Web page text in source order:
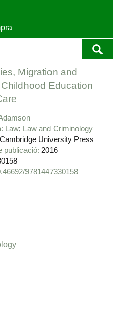
Migration and
Education
Law Law and Criminology
Cambridge University Press
publicació 2016
9781447330158